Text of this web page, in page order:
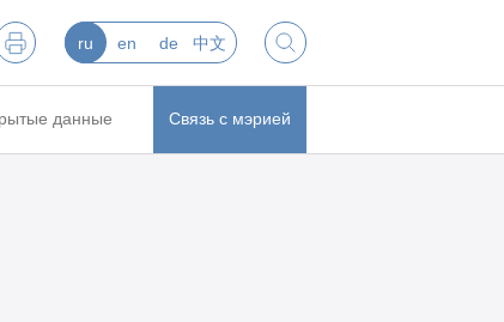
ru en de 中文
данные Связь с мэрией